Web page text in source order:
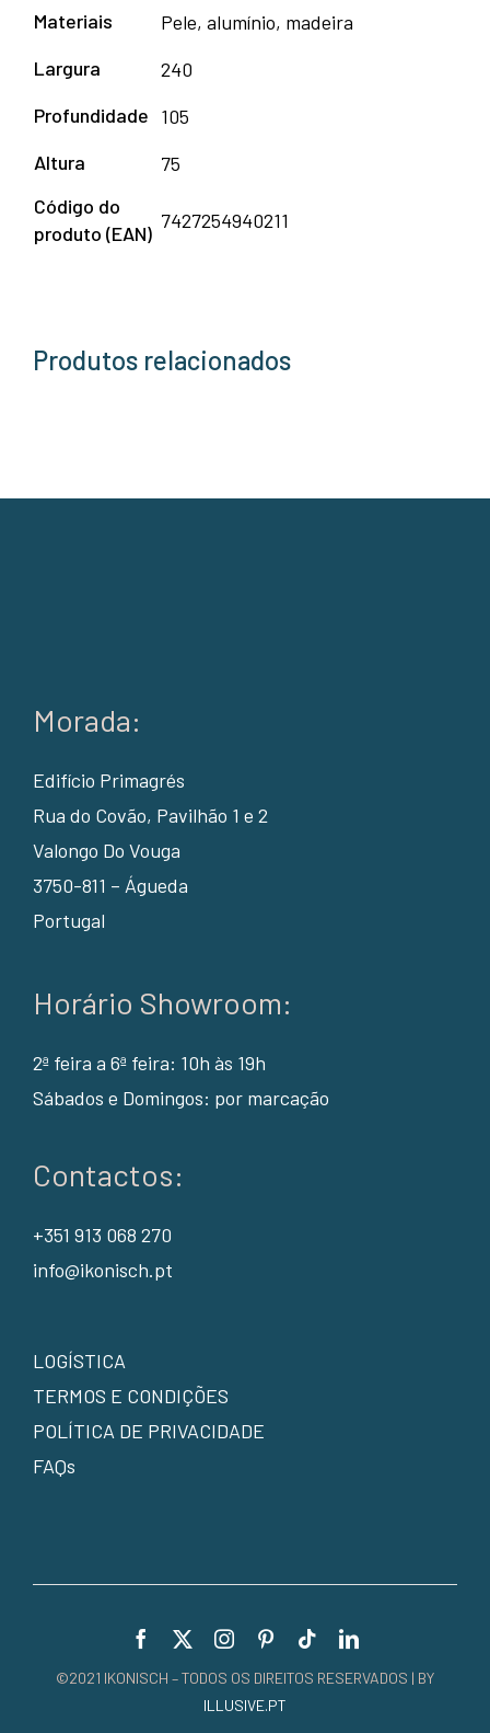
Materiais
Pele, alumínio, madeira
Largura
240
Profundidade 105
Altura
75
Código do
produto (EAN)
7427254940211
Produtos relacionados
Morada:
Edifício Primagrés
Rua do Covão, Pavilhão 1 e 2
Valongo Do Vouga
3750-811 – Águeda
Portugal
Horário Showroom:
2ª feira a 6ª feira: 10h às 19h
Sábados e Domingos: por marcação
Contactos:
+351 913 068 270
info@ikonisch.pt
LOGÍSTICA
TERMOS E CONDIÇÕES
POLÍTICA DE PRIVACIDADE
FAQs
©2021 IKONISCH – TODOS OS DIREITOS RESERVADOS | BY
ILLUSIVE.PT